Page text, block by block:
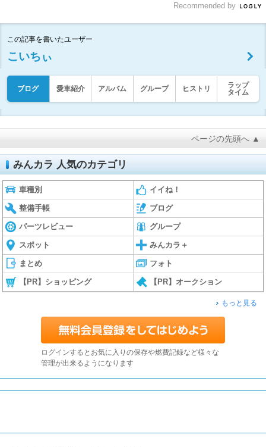
Recommended by
この記事を書いたユーザー
こいちぃ
ブログ 愛車紹介 アルバム グループ ヒストリ
ラップ
タイム
ページの先頭へ ▲
みんカラ 人気のカテゴリ
車種別 イイね！
整備手帳 ブログ
パーツレビュー グループ
スポット みんカラ＋
まとめ フォト
【PR】ショッピング 【PR】オークション
もっと見る
ログインするとお気に入りの保存や燃費記録など様々な
管理が出来るようになります